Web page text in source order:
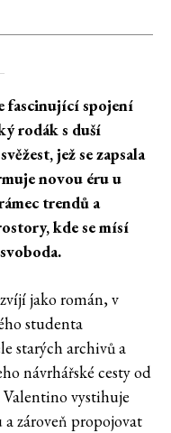
fascinující spojení
rodák s duší
jež se zapsala
novou éru u
trendů a
kde se mísí
jako román, v
studenta
starých archivů a
návrhářské cesty od
vystihuje
zároveň propojovat